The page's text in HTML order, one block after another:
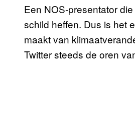
Een NOS-presentator
schild heffen. Dus is het
maakt van
Twitter steeds de oren